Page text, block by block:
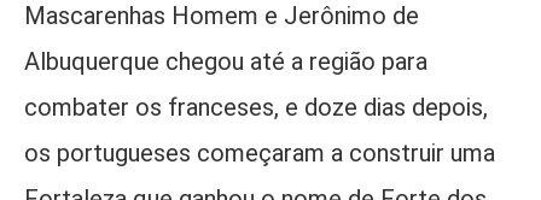
Mascarenhas Homem e Jerônimo de
Albuquerque chegou até a região para
combater os franceses, e doze dias depois,
os portugueses começaram a construir uma